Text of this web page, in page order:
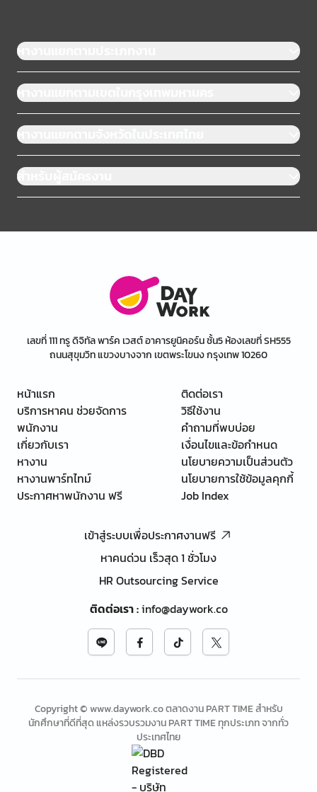
หางานแยกตามประเภทงาน
หางานแยกตามเขตในกรุงเทพมหานคร
หางานแยกตามจังหวัดในประเทศไทย
สำหรับผู้สมัครงาน
เลขที่ 111 ทรู ดิจิทัล พาร์ค เวสต์ อาคารยูนิคอร์น ชั้น5 ห้องเลขที่ SH555
ถนนสุขุมวิท แขวงบางจาก เขตพระโขนง กรุงเทพ 10260
หน้าแรก
บริการหาคน ช่วยจัดการ
พนักงาน
เกี่ยวกับเรา
หางาน
หางานพาร์ทไทม์
ประกาศหาพนักงาน ฟรี
ติดต่อเรา
วิธีใช้งาน
คำถามที่พบบ่อย
เงื่อนไขและข้อกำหนด
นโยบายความเป็นส่วนตัว
นโยบายการใช้ข้อมูลคุกกี้
Job Index
เข้าสู่ระบบเพื่อประกาศงานฟรี
หาคนด่วน เร็วสุด 1 ชั่วโมง
HR Outsourcing Service
ติดต่อเรา:info@daywork.co
Copyright © www.daywork.co ตลาดงาน PART TIME สำหรับ
นักศึกษาที่ดีที่สุด แหล่งรวบรวมงาน PART TIME ทุกประเภท จากทั่ว
ประเทศไทย